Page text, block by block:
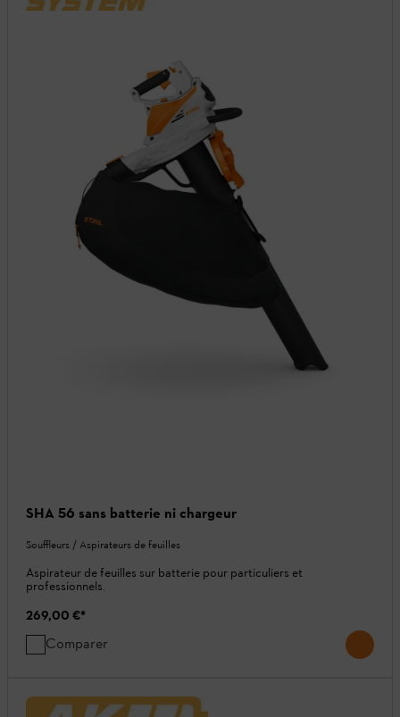
SHA 56 sans batterie ni chargeur
Souffleurs / Aspirateurs de feuilles
Aspirateur de feuilles sur batterie pour particuliers et
professionnels.
269,00 €*
Comparer